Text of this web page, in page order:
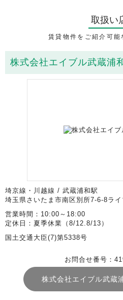
取扱い
賃貸物件をご紹介可能
株式会社エイブル武蔵浦
埼京線・川越線 / 武蔵浦和駅
埼玉県さいたま市南区別所7-6-8ラ
営業時間：10:00～18:00
定休日：夏季休業（8/12.8/13）
国土交通大臣(7)第5338号
お問合せ番号：
株式会社エイブル武蔵